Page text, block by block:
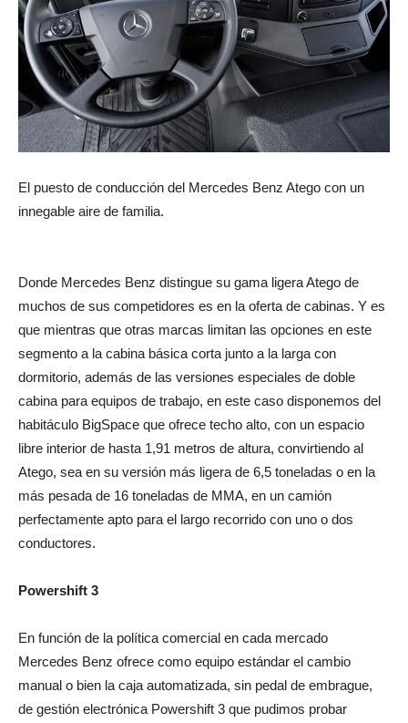
El puesto de conducción del Mercedes Benz Atego con un
innegable aire de familia.
Donde Mercedes Benz distingue su gama ligera Atego de
muchos de sus competidores es en la oferta de cabinas. Y es
que mientras que otras marcas limitan las opciones en este
segmento a la cabina básica corta junto a la larga con
dormitorio, además de las versiones especiales de doble
cabina para equipos de trabajo, en este caso disponemos del
habitáculo BigSpace que ofrece techo alto, con un espacio
libre interior de hasta 1,91 metros de altura, convirtiendo al
Atego, sea en su versión más ligera de 6,5 toneladas o en la
más pesada de 16 toneladas de MMA, en un camión
perfectamente apto para el largo recorrido con uno o dos
conductores.
Powershift 3
En función de la política comercial en cada mercado
Mercedes Benz ofrece como equipo estándar el cambio
manual o bien la caja automatizada, sin pedal de embrague,
de gestión electrónica Powershift 3 que pudimos probar